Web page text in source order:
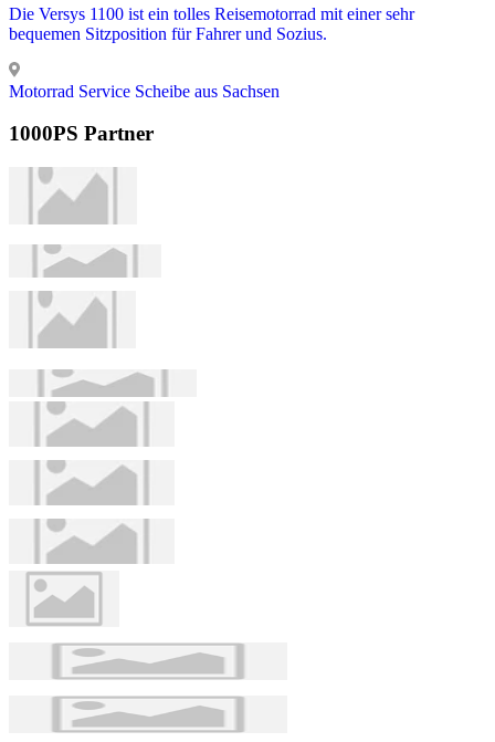
Die Versys 1100 ist ein tolles Reisemotorrad mit einer sehr
bequemen Sitzposition für Fahrer und Sozius.
Motorrad Service Scheibe aus Sachsen
1000PS Partner